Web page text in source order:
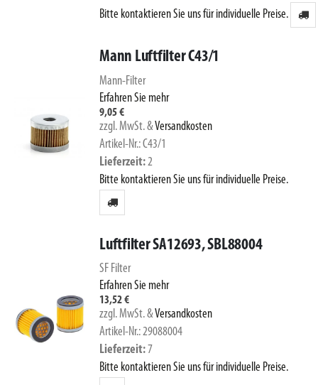
Bitte kontaktieren Sie uns für individuelle Preise.
Mann Luftfilter C43/1
Mann-Filter
Erfahren Sie mehr
9,05 €
zzgl. MwSt.&Versandkosten
Artikel-Nr.: C43/1
Lieferzeit 2
Bitte kontaktieren Sie uns für individuelle Preise.
Luftfilter SA12693, SBL88004
SF Filter
Erfahren Sie mehr
13,52 €
zzgl. MwSt.&Versandkosten
Artikel-Nr.: 29088004
Lieferzeit 7
Bitte kontaktieren Sie uns für individuelle Preise.